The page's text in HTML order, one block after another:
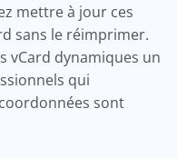
mettre à jour ces
sans le réimprimer.
vCard dynamiques un
qui
sont